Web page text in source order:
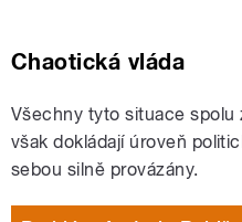
Chaotická vláda
Všechny tyto situace spolu
však dokládají úroveň
sebou silně provázány.